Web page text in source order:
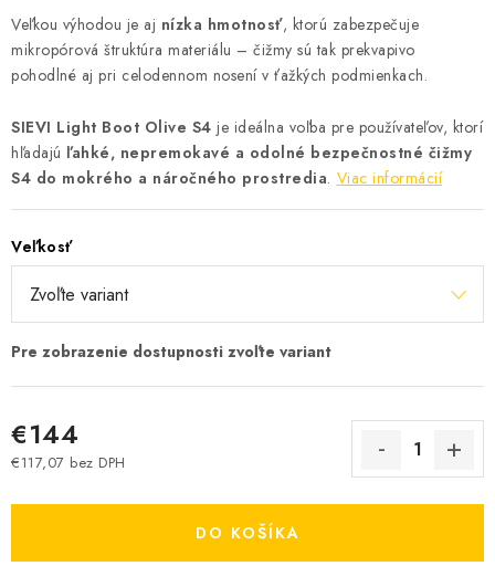
Veľkou výhodou je aj nízka hmotnosť, ktorú zabezpečuje
mikropórová štruktúra materiálu – čižmy sú tak prekvapivo
pohodlné aj pri celodennom nosení v ťažkých podmienkach.
SIEVI Light Boot Olive S4 je ideálna voľba pre používateľov, ktorí
hľadajú ľahké, nepremokavé a odolné bezpečnostné čižmy
S4 do mokrého a náročného prostredia. Viac informácií
Veľkosť
€144
€117,07 bez DPH
DO KOŠÍKA